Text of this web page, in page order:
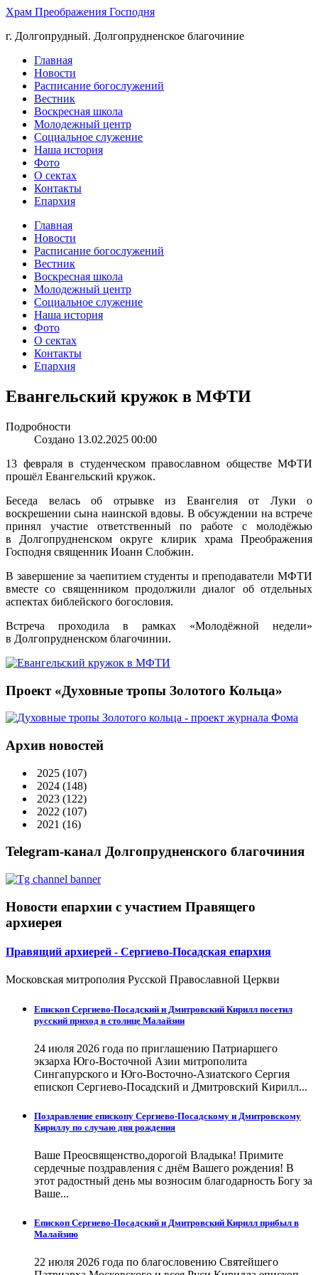
Храм Преображения Господня
г. Долгопрудный. Долгопрудненское благочиние
Главная
Новости
Расписание богослужений
Вестник
Воскресная школа
Молодежный центр
Социальное служение
Наша история
Фото
О сектах
Контакты
Епархия
Главная
Новости
Расписание богослужений
Вестник
Воскресная школа
Молодежный центр
Социальное служение
Наша история
Фото
О сектах
Контакты
Епархия
Евангельский кружок в МФТИ
Подробности
Создано 13.02.2025 00:00
13 февраля в студенческом православном обществе МФТИ
прошёл Евангельский кружок.
Беседа велась об отрывке из Евангелия от Луки о
воскрешении сына наинской вдовы. В обсуждении на встрече
принял участие ответственный по работе с молодёжью
в Долгопрудненском округе клирик храма Преображения
Господня священник Иоанн Слобжин.
В завершение за чаепитием студенты и преподаватели МФТИ
вместе со священником продолжили диалог об отдельных
аспектах библейского богословия.
Встреча проходила в рамках «Молодёжной недели»
в Долгопрудненском благочинии.
Проект «Духовные тропы Золотого Кольца»
Архив новостей
2025 (107)
2024 (148)
2023 (122)
2022 (107)
2021 (16)
Telegram-канал Долгопрудненского благочиния
Новости епархии с участием Правящего
архиерея
Правящий архиерей - Сергиево-Посадская епархия
Московская митрополия Русской Православной Церкви
Епископ Сергиево-Посадский и Дмитровский Кирилл посетил
русский приход в столице Малайзии
24 июля 2026 года по приглашению Патриаршего
экзарха Юго-Восточной Азии митрополита
Сингапурского и Юго-Восточно-Азиатского Сергия
епископ Сергиево-Посадский и Дмитровский Кирилл...
Поздравление епископу Сергиево-Посадскому и Дмитровскому
Кириллу по случаю дня рождения
Ваше Преосвященство,дорогой Владыка! Примите
сердечные поздравления с днём Вашего рождения! В
этот радостный день мы возносим благодарность Богу за
Ваше...
Епископ Сергиево-Посадский и Дмитровский Кирилл прибыл в
Малайзию
22 июля 2026 года по благословению Святейшего